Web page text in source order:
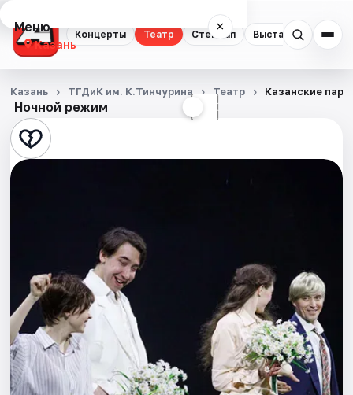
Концерты Театр Стендап Выставки
Меню ×
Казань
Концерты
Театр
Стендап
Спорт
События
Ночной режим ☾
Казань ТГДиК им. К.Тинчурина Театр Казанские